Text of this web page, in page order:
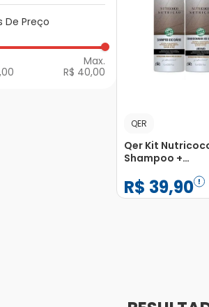
Para os Cabelos
De Preço
R$ 40,00
QER
Qer Kit
Shampoo +
R$ 39,90